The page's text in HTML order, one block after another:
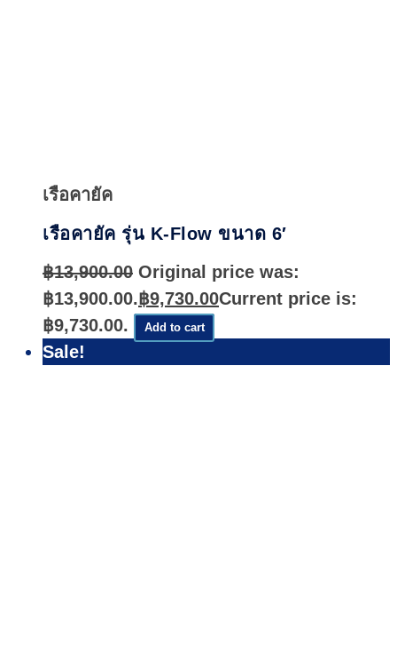
เรือคายัค
เรือคายัค รุ่น K-Flow ขนาด 6′
฿13,900.00 Original price was:
฿13,900.00.฿9,730.00Current price is:
฿9,730.00.
Add to cart
Sale!